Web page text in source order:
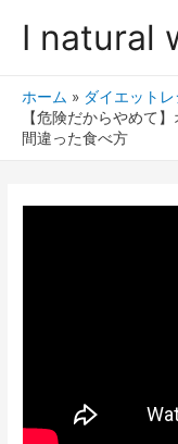
I natural
ホーム
ダイエット
【危険だからやめて
間違った食べ方